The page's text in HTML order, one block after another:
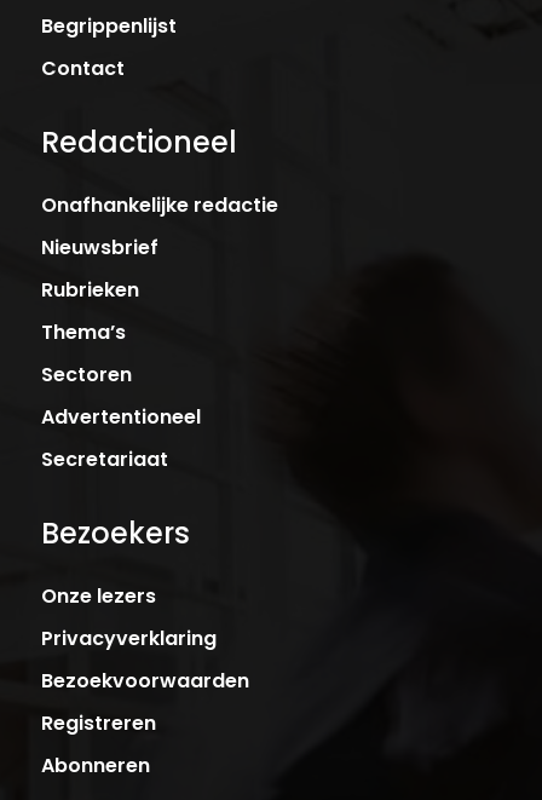
Begrippenlijst
Contact
Redactioneel
Onafhankelijke redactie
Nieuwsbrief
Rubrieken
Thema’s
Sectoren
Advertentioneel
Secretariaat
Bezoekers
Onze lezers
Privacyverklaring
Bezoekvoorwaarden
Registreren
Abonneren